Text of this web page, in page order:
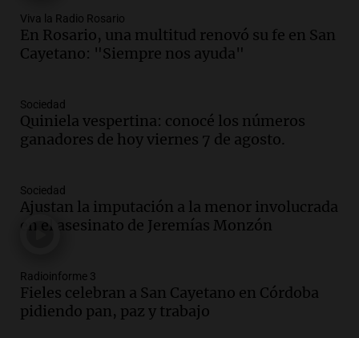
Episodios
Audio.La inflación en Buenos Aires
alcanza el 2,9% en julio, generando
Panorama Federal
Episodios
Audio. Descuentos de hasta 700.000
Panorama Federal
Episodios
Docentes de Jujuy denuncian
sus salarios y genera alarma
Panorama Federal
Episodios
Viva la Radio Rosario
En Rosario, una multitud renovó su fe en San
Cayetano: "Siempre nos ayuda"
Sociedad
Quiniela vespertina: conocé los números
ganadores de hoy viernes 7 de agosto.
Sociedad
Ajustan la imputación a la menor involucrada
en el asesinato de Jeremías Monzón
Radioinforme 3
Fieles celebran a San Cayetano en Córdoba
pidiendo pan, paz y trabajo